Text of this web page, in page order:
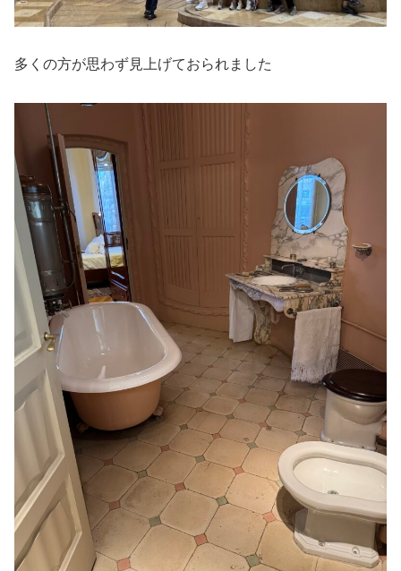
多くの方が思わず見上げておられました